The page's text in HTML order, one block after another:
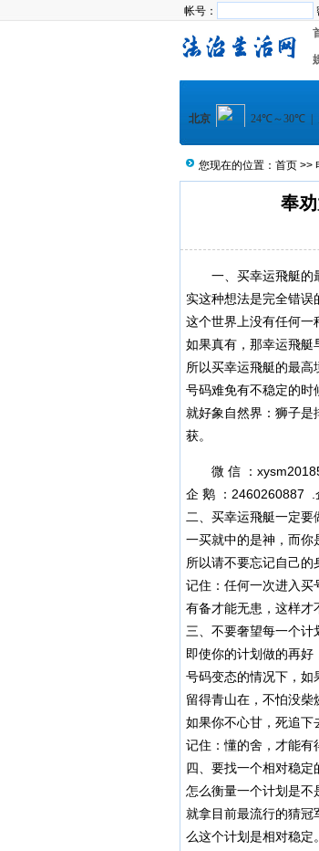
帐号：
您现在的位置： 首页 >>
奉
一、买幸运飛艇的
实这种想法是完全错误
这个世界上没有任何一
如果真有，那幸运飛艇
所以买幸运飛艇的最高
号码难免有不稳定的时
就好象自然界：狮子是
获。
微 信 ：
企 鹅 ：2460260887 .
二、买幸运飛艇一定要
一买就中的是神，而你
所以请不要忘记自己的
记住：任何一次进入买
有备才能无患，这样才
三、不要奢望每一个计
即使你的计划做的再好
号码变态的情况下，如
留得青山在，不怕没柴
如果你不心甘，死追下
记住：懂的舍，才能有
四、要找一个相对稳定
怎么衡量一个计划是不
就拿目前最流行的猜冠
么这个计划是相对稳定。